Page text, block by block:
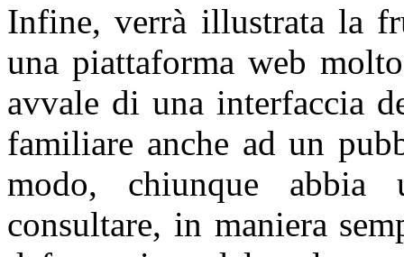
Infine, verrà illustrata la
una piattaforma web
avvale di una interfaccia
familiare anche ad un
modo, chiunque abbia
consultare, in maniera